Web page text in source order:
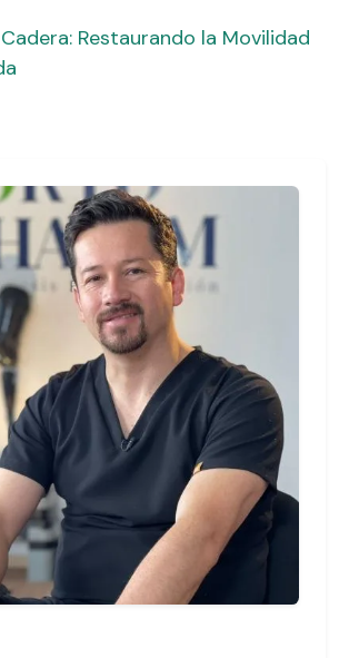
Restaurando la Movilidad